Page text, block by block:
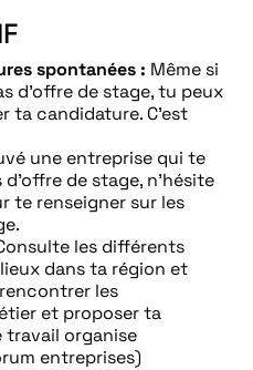
spontanées : Même si
d’offre de stage, tu peux
ta candidature. C’est
une entreprise qui te
de stage, n’hésite
te renseigner sur les
les différents
dans ta région et
les
et proposer ta
travail organise
entreprises)